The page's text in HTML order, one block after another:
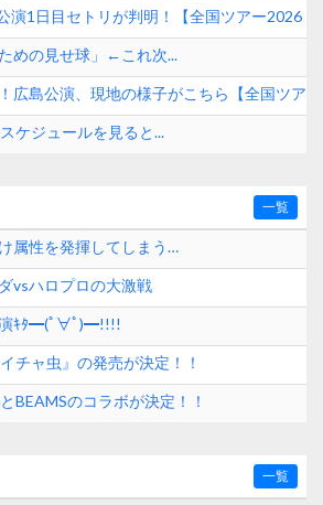
演1日目セトリが判明！【全国ツアー2026
めの見せ球」←これ次...
広島公演、現地の様子がこちら【全国ツア
ケジュールを見ると...
一覧
属性を発揮してしまう…
vsハロプロの大激戦
演ｷﾀ━(ﾟ∀ﾟ)━!!!!
チャ虫』の発売が決定！！
BEAMSのコラボが決定！！
一覧